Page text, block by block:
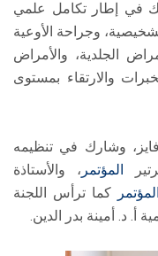
في إطار تكامل علمي
وجراحة الأوعية
الجلدية، والأمراض
والارتقاء بمستوى
فايز، وشارك في تنظيمه
المؤتمر ، والأستاذة
المؤتمر
كما ترأس اللجنة
أ. د. أمينة بدر الدين.